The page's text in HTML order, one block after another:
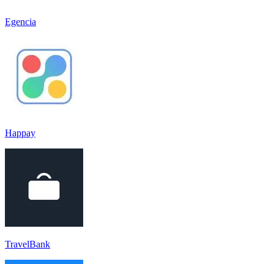
Egencia
Happay
TravelBank